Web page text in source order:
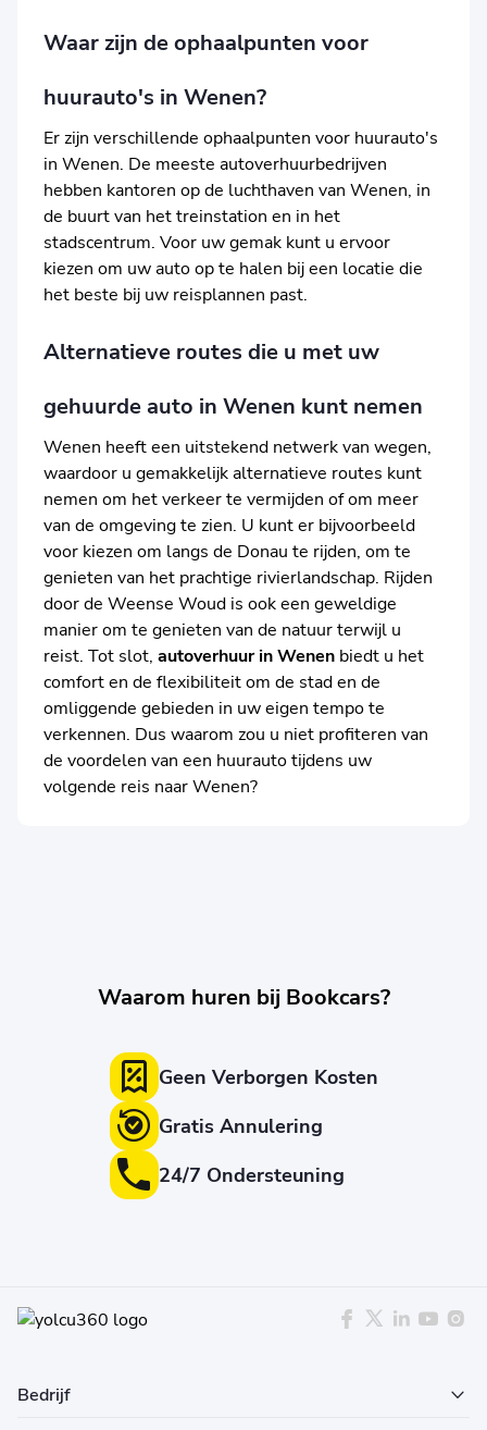
Waar zijn de ophaalpunten voor
huurauto's in Wenen?
Er zijn verschillende ophaalpunten voor huurauto's
in Wenen. De meeste autoverhuurbedrijven
hebben kantoren op de luchthaven van Wenen, in
de buurt van het treinstation en in het
stadscentrum. Voor uw gemak kunt u ervoor
kiezen om uw auto op te halen bij een locatie die
het beste bij uw reisplannen past.
Alternatieve routes die u met uw
gehuurde auto in Wenen kunt nemen
Wenen heeft een uitstekend netwerk van wegen,
waardoor u gemakkelijk alternatieve routes kunt
nemen om het verkeer te vermijden of om meer
van de omgeving te zien. U kunt er bijvoorbeeld
voor kiezen om langs de Donau te rijden, om te
genieten van het prachtige rivierlandschap. Rijden
door de Weense Woud is ook een geweldige
manier om te genieten van de natuur terwijl u
reist. Tot slot, autoverhuur in Wenen biedt u het
comfort en de flexibiliteit om de stad en de
omliggende gebieden in uw eigen tempo te
verkennen. Dus waarom zou u niet profiteren van
de voordelen van een huurauto tijdens uw
volgende reis naar Wenen?
Waarom huren bij Bookcars?
Geen Verborgen Kosten
Gratis Annulering
24/7 Ondersteuning
Bedrijf